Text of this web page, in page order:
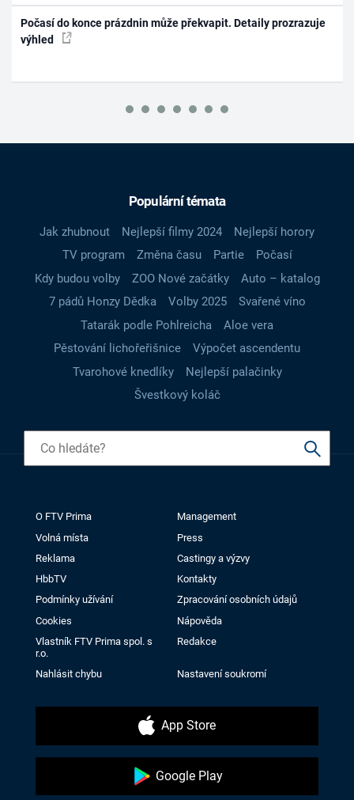
Počasí do konce prázdnin může překvapit. Detaily prozrazuje
výhled
Populární témata
Jak zhubnout Nejlepší filmy 2024
Nejlepší horory
TV program
Změna času Partie
Počasí
Kdy budou volby
ZOO Nové začátky
Auto – katalog
7 pádů Honzy Dědka
Volby 2025
Svařené víno
Tatarák podle Pohlreicha
Aloe vera
Pěstování lichořeřišnice
Výpočet ascendentu
Tvarohové knedlíky
Nejlepší palačinky
Švestkový koláč
O FTV Prima
Management
Volná místa
Press
Reklama
Castingy a výzvy
HbbTV
Kontakty
Podmínky užívání
Zpracování osobních údajů
Cookies
Nápověda
Vlastník FTV Prima spol. s
r.o.
Redakce
Nahlásit chybu Nastavení soukromí
App Store
Google Play